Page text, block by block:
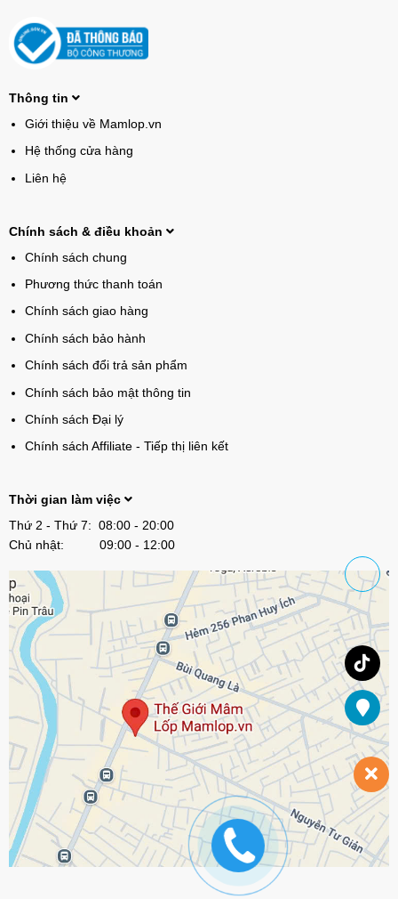
Thông tin
Giới thiệu về Mamlop.vn
Hệ thống cửa hàng
Liên hệ
Chính sách & điều khoản
Chính sách chung
Phương thức thanh toán
Chính sách giao hàng
Chính sách bảo hành
Chính sách đổi trả sản phẩm
Chính sách bảo mật thông tin
Chính sách Đại lý
Chính sách Affiliate - Tiếp thị liên kết
Thời gian làm việc
Thứ 2 - Thứ 7: 08:00 - 20:00
Chủ nhật: 09:00 - 12:00